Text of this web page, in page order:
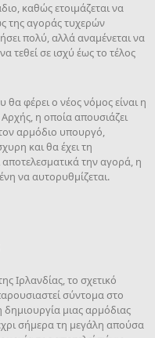
καθώς ετοιμάζεται να
της αγοράς τυχερών
πολύ, αλλά αναμένεται να
τεθεί σε ισχύ έως το τέλος
θα φέρει ο νέος νόμος είναι η
η οποία απουσιάζει
αρμόδιο υπουργό,
και θα έχει τη
αποτελεσματικά την αγορά, η
να αυτορυθμίζεται.
Ιρλανδίας, το σχετικό
σύντομα στο
δημιουργία μιας αρμόδιας
σήμερα τη μεγάλη απούσα